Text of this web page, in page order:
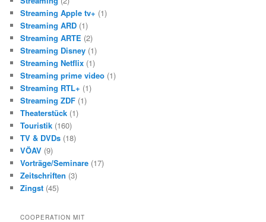
Streaming Apple tv+ (1)
Streaming ARD (1)
Streaming ARTE (2)
Streaming Disney (1)
Streaming Netflix (1)
Streaming prime video (1)
Streaming RTL+ (1)
Streaming ZDF (1)
Theaterstück (1)
Touristik (160)
TV & DVDs (18)
VÖAV (9)
Vorträge/Seminare (17)
Zeitschriften (3)
Zingst (45)
COOPERATION MIT